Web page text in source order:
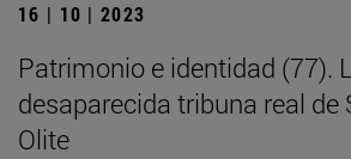
16 | 10 | 2023
Patrimonio e identidad (77).
desaparecida tribuna real de
Olite